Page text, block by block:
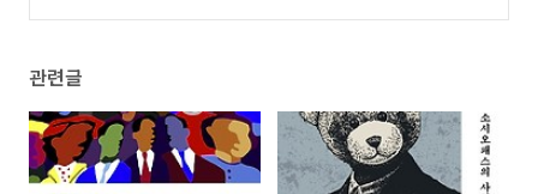
관련글